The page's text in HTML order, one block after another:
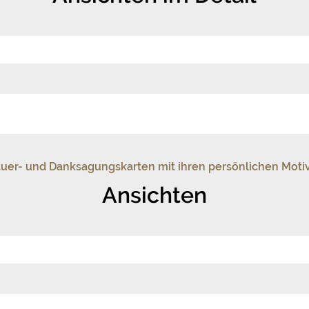
und Danksagungskarten mit ihren persönlichen
Ansichten